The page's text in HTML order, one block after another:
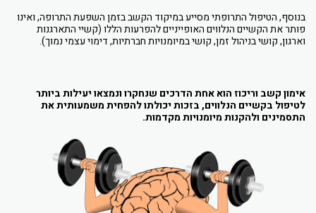
בנוסף, הטיפול התרופתי מסייע במיקוד הקשב בזמן השפעת התרופה, ואינו
פותר את הקשיים הנלווים האופייניים להפרעות הללו (קשיי התארגנות
וארגון, קושי בניהול זמן, קושי במיומנויות חברתיות, דימוי עצמי נמוך).
אימון קשב וריכוז הוא אחת הדרכים שנחקרו ונמצאו יעילות ביותר
לטיפול בקשיים הנלווים, בזכות יכולתו להפחית משמעותית את
התסמינים ולהקנות מיומנויות מקדמות.